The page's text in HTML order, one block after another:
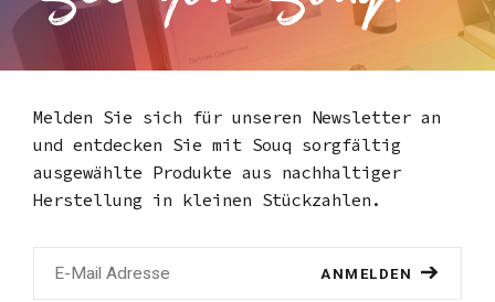
Melden Sie sich für unseren Newsletter an
und entdecken Sie mit Souq sorgfältig
ausgewählte Produkte aus nachhaltiger
Herstellung in kleinen Stückzahlen.
ANMELDEN